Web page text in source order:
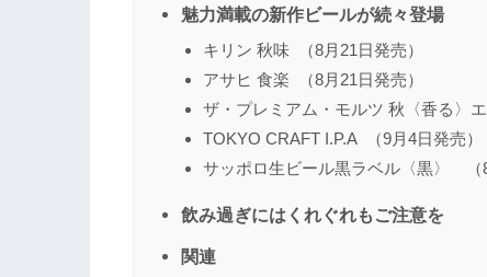
魅力満載の新作ビールが続々登場
キリン 秋味 （8月21日発売）
アサヒ 食楽 （8月21日発売）
ザ・プレミアム・モルツ 秋〈香る〉
TOKYO CRAFT I.P.A （9月4日発売）
サッポロ生ビール黒ラベル〈黒〉 （8
飲み過ぎにはくれぐれもご注意を
関連